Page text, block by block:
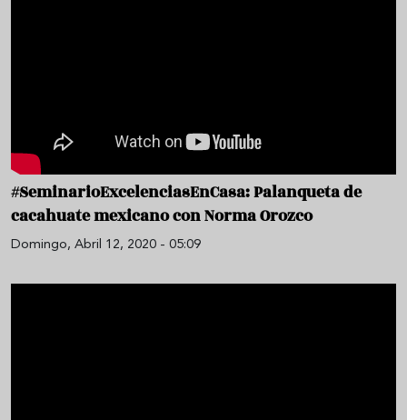
#SeminarioExcelenciasEnCasa: Palanqueta de
cacahuate mexicano con Norma Orozco
Domingo, Abril 12, 2020 - 05:09